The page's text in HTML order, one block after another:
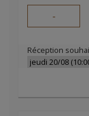
-
Réception